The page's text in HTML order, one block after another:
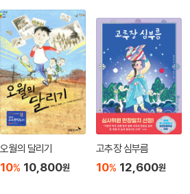
오월의 달리기
10% 10,800원
고추장 심부름
10% 12,600원